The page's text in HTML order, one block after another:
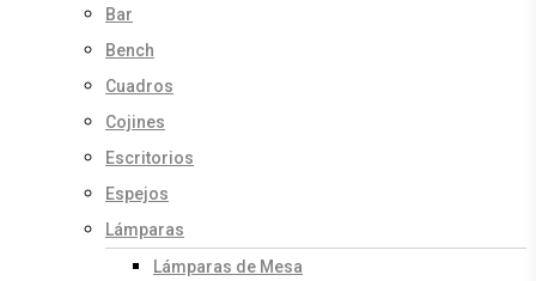
Bar
Bench
Cuadros
Cojines
Escritorios
Espejos
Lámparas
Lámparas de Mesa